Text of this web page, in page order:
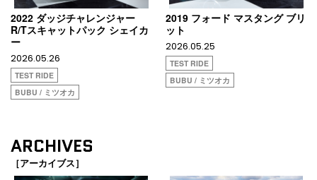
2022 ダッジチャレンジャー
R/Tスキャットパック シェイカ
ー
2026.05.26
TEST RIDE
BUBU / ミツオカ
2019 フォード マスタング ブリ
ット
2026.05.25
TEST RIDE
BUBU / ミツオカ
ARCHIVES
［アーカイブス］